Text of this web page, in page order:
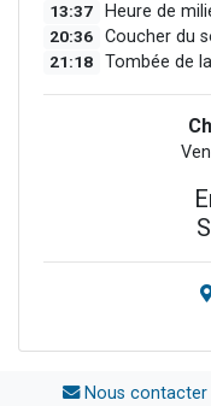
13:37 Heure de
20:36 Coucher du
21:18 Tombée de
Nous contacter